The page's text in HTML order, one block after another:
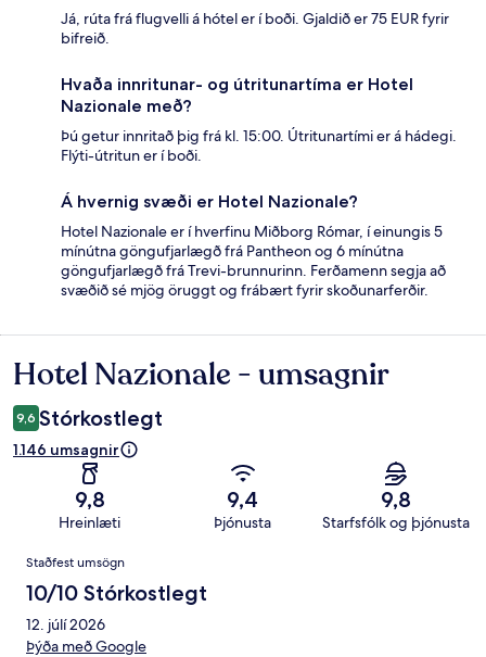
Já, rúta frá flugvelli á hótel er í boði. Gjaldið er 75 EUR fyrir
bifreið.
Hvaða innritunar- og útritunartíma er Hotel
Nazionale með?
Þú getur innritað þig frá kl. 15:00. Útritunartími er á hádegi.
Flýti-útritun er í boði.
Á hvernig svæði er Hotel Nazionale?
Hotel Nazionale er í hverfinu Miðborg Rómar, í einungis 5
mínútna göngufjarlægð frá Pantheon og 6 mínútna
göngufjarlægð frá Trevi-brunnurinn. Ferðamenn segja að
svæðið sé mjög öruggt og frábært fyrir skoðunarferðir.
Umsagnir
Hotel Nazionale - umsagnir
9,6 Stórkostlegt
1.146 umsagnir
9,8
Hreinlæti
9,4
Þjónusta
9,8
Starfsfólk og þjónusta
Umsagnir
Staðfest umsögn
10/10 Stórkostlegt
12. júlí 2026
Þýða með Google